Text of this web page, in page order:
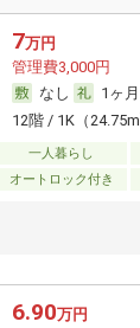
7万円
管理費3,000円
なし
1ヶ月
12階 / 1K（24.75m
一人暮らし
オートロック付き
6.90万円